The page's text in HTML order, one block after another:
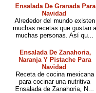
Ensalada De Granada Para
Navidad
Alrededor del mundo existen
muchas recetas que gustan a
muchas personas. Así qu...
Ensalada De Zanahoria,
Naranja Y Pistache Para
Navidad
Receta de cocina mexicana
para cocinar una nutritiva
Ensalada de Zanahoria, N...